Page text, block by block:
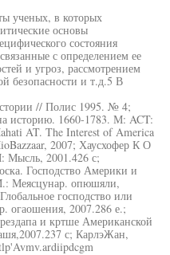
ученых, в которых
основы
состояния
с определением ее
и угроз, рассмотрением
безопасности и т.д.5 В
// Полис 1995. № 4;
историю. 1660-1783. М: ACT:
AT. The Interest of America
2007; Хаусхофер К О
Мысль, 2001.426 с;
Господство Америки и
Меясцунар. опюшяли,
господство или
огаошения, 2007.286 е.;
и кртше Американской
с; КарлэЖан,